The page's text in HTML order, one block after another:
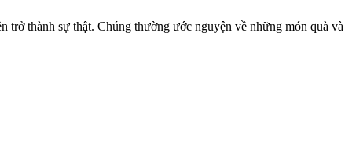
thành sự thật. Chúng thường ước nguyện về những món quà và